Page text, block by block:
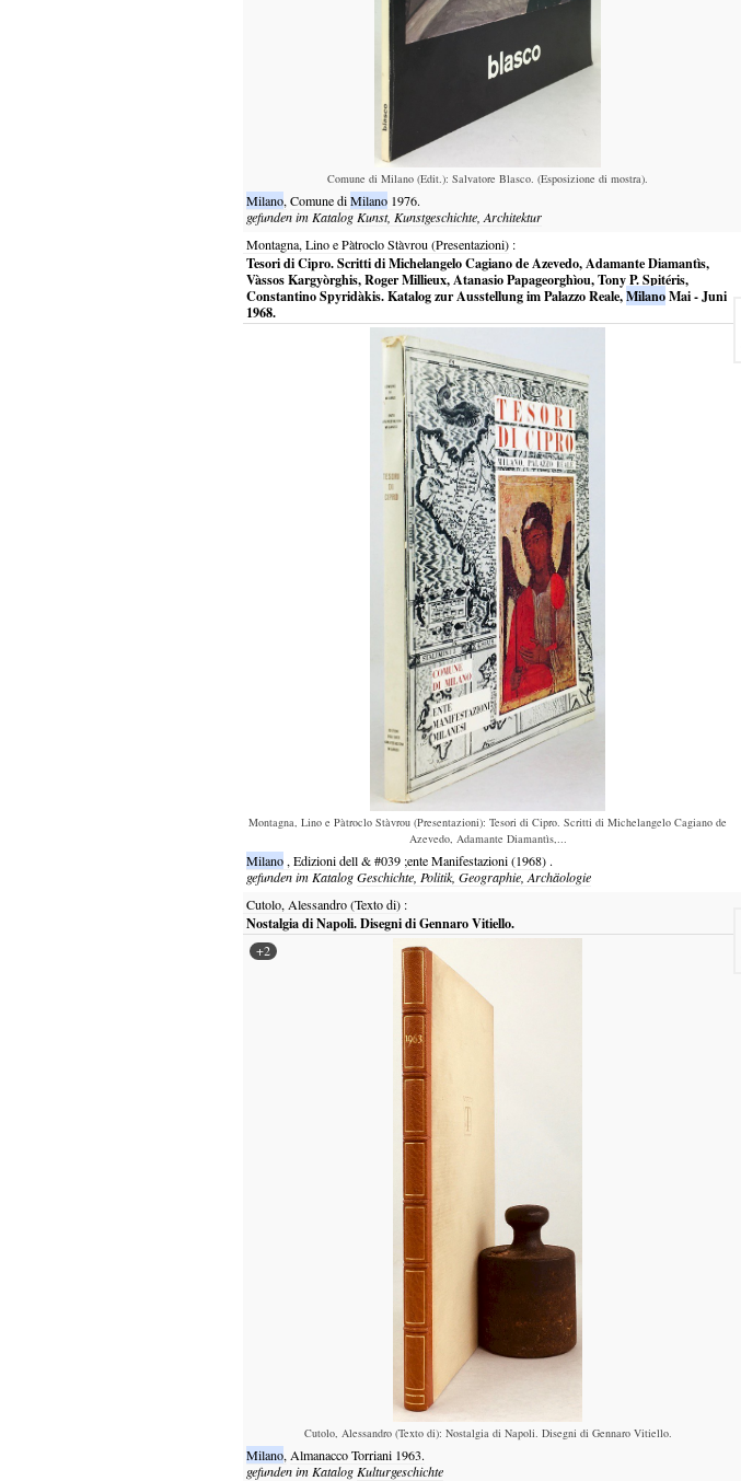
Comune di Milano (Edit.): Salvatore Blasco. (Esposizione di mostra).
Milano, Comune diMilano 1976.
gefunden im Katalog Kunst, Kunstgeschichte, Architektur
Montagna, Lino e Pàtroclo Stàvrou (Presentazioni):
Tesori di Cipro. Scritti di Michelangelo Cagiano de Azevedo, Adamante Diamantìs,
Vàssos Kargyòrghis, Roger Millieux, Atanasio Papageorghìou, Tony P. Spitéris,
Constantino Spyridàkis. Katalog zur Ausstellung im Palazzo Reale,MilanoMai - Juni
1968.
Montagna, Lino e Pàtroclo Stàvrou (Presentazioni): Tesori di Cipro. Scritti di Michelangelo Cagiano de
Azevedo, Adamante Diamantìs,...
Milano, Edizionidell &#039 ;enteManifestazioni(1968) .
gefunden im KatalogGeschichte, Politik, Geographie, Archäologie
Cutolo, Alessandro (Texto di):
Nostalgia di Napoli. Disegni di Gennaro Vitiello.
+2
Cutolo, Alessandro (Texto di): Nostalgia di Napoli. Disegni di Gennaro Vitiello.
Milano, Almanacco Torriani 1963.
gefunden im Katalog Kulturgeschichte